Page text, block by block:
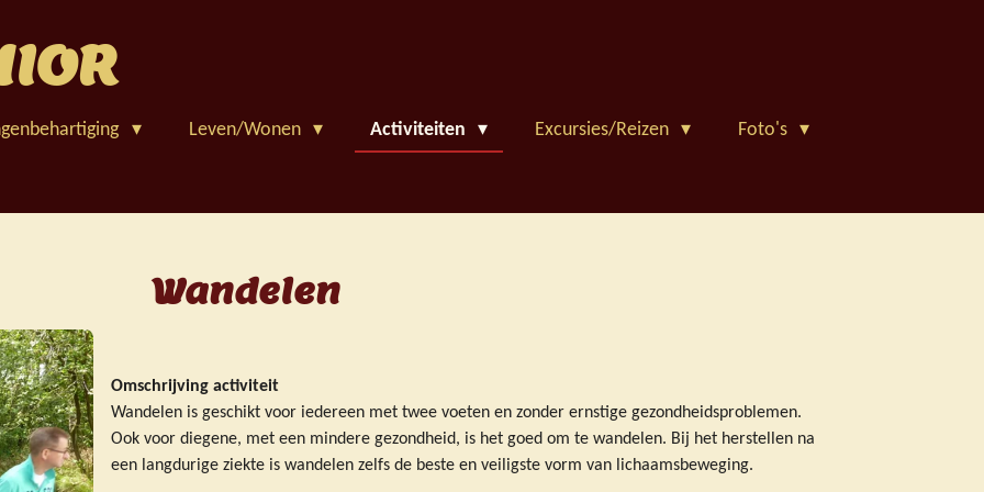
Leven/Wonen Activiteiten Excursies/Reizen
Foto's
Wandelen
Omschrijving activiteit
Wandelen is geschikt voor iedereen met twee voeten en zonder ernstige gezondheidsproblemen.
Ook voor diegene, met een mindere gezondheid, is het goed om te wandelen. Bij het herstellen na
een langdurige ziekte is wandelen zelfs de beste en veiligste vorm van lichaamsbeweging.